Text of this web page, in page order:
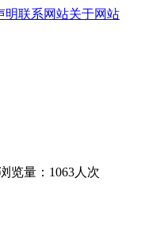
明联系网站关于网站
览量：1063人次